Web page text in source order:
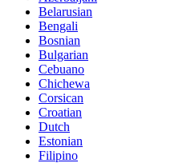
Belarusian
Bengali
Bosnian
Bulgarian
Cebuano
Chichewa
Corsican
Croatian
Dutch
Estonian
Filipino